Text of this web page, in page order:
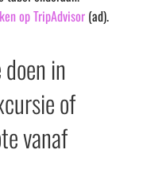
op TripAdvisor (ad).
in
of
vanaf